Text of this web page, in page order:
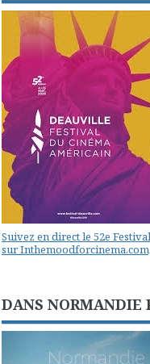
Suivez en direct le 52e
sur
DANS NORMANDIE